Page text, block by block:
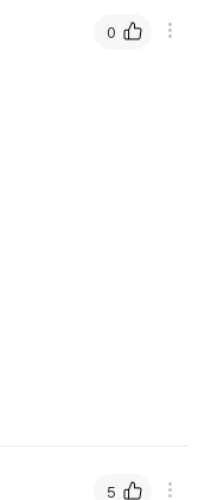
0
5